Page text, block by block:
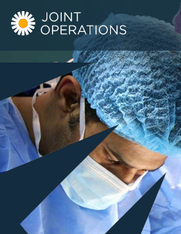
Konservativ
Webshop
Education & Events
Über uns